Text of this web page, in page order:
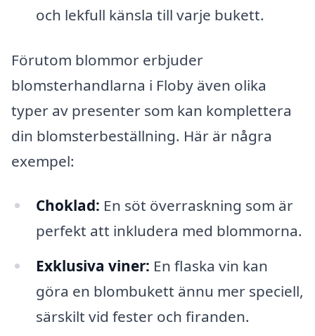
och lekfull känsla till varje bukett.
Förutom blommor erbjuder
blomsterhandlarna i Floby även olika
typer av presenter som kan komplettera
din blomsterbeställning. Här är några
exempel:
Choklad: En söt överraskning som är
perfekt att inkludera med blommorna.
Exklusiva viner: En flaska vin kan
göra en blombukett ännu mer speciell,
särskilt vid fester och firanden.